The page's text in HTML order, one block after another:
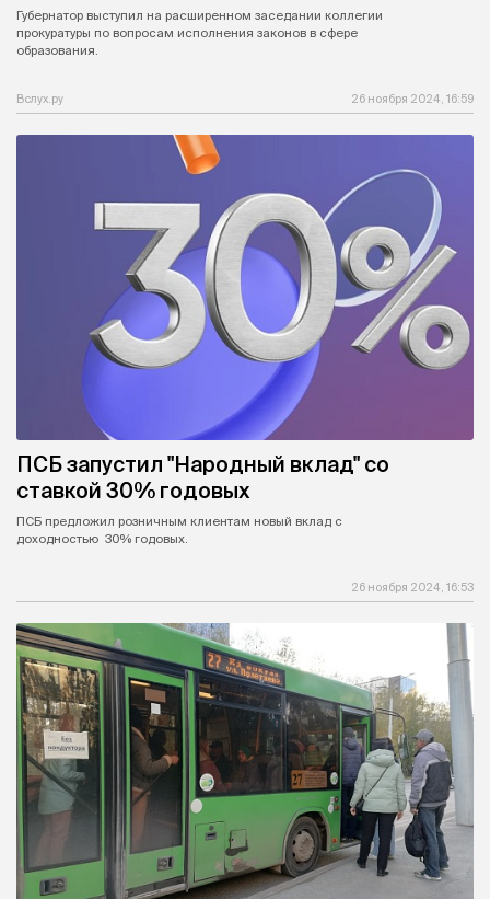
Губернатор выступил на расширенном заседании коллегии
прокуратуры по вопросам исполнения законов в сфере
образования.
Вслух.ру 26 ноября 2024, 16:59
ПСБ запустил "Народный вклад" со
ставкой 30% годовых
ПСБ предложил розничным клиентам новый вклад с
доходностью 30% годовых.
26 ноября 2024, 16:53